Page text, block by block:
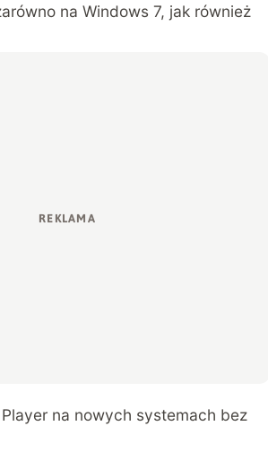
na Windows 7, jak również
na nowych systemach bez